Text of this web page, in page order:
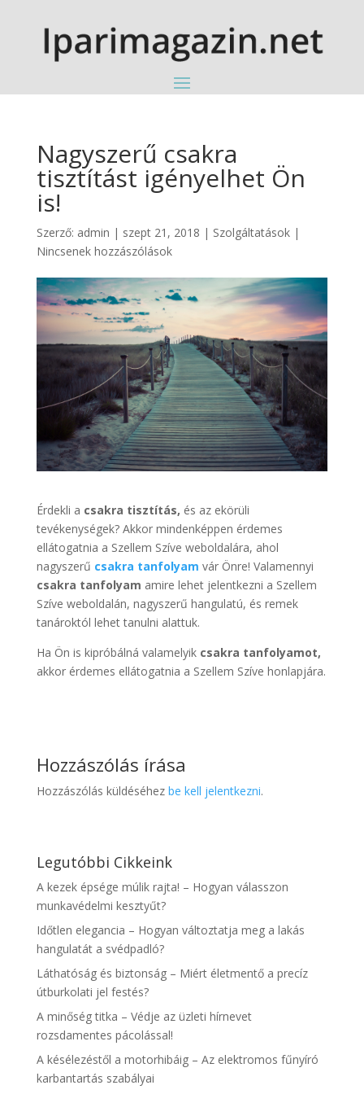
Nagyszerű csakra
tisztítást igényelhet Ön
is!
Szerző: admin | szept 21, 2018 | Szolgáltatások|
Nincsenek hozzászólások
Érdekli a csakra tisztítás, és az ekörüli
tevékenységek? Akkor mindenképpen érdemes
ellátogatnia a Szellem Szíve weboldalára, ahol
nagyszerű csakra tanfolyam vár Önre! Valamennyi
csakra tanfolyam amire lehet jelentkezni a Szellem
Szíve weboldalán, nagyszerű hangulatú, és remek
tanároktól lehet tanulni alattuk.
Ha Ön is kipróbálná valamelyikcsakra tanfolyamot,
akkor érdemes ellátogatnia a Szellem Szíve honlapjára.
Hozzászólás írása
Hozzászólás küldéséhez be kell jelentkezni.
Legutóbbi Cikkeink
A kezek épsége múlik rajta! – Hogyan válasszon
munkavédelmi kesztyűt?
Időtlen elegancia – Hogyan változtatja meg a lakás
hangulatát a svédpadló?
Láthatóság és biztonság – Miért életmentő a precíz
útburkolati jel festés?
A minőség titka – Védje az üzleti hírnevet
rozsdamentes pácolással!
A késélezéstől a motorhibáig – Az elektromos fűnyíró
karbantartás szabályai